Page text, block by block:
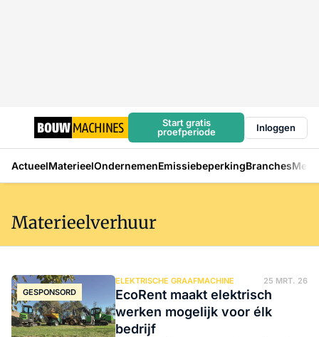
Start gratis
proefperiode
Inloggen
ActueelMaterieelOndernemenEmissiebeperkingBranches
Materieelverhuur
GESPONSORD
ELEKTRISCHE GRAAFMACHINE 25 MRT. 26
EcoRent maakt elektrisch
werken mogelijk voor élk
bedrijf